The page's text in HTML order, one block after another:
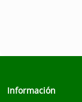
Información